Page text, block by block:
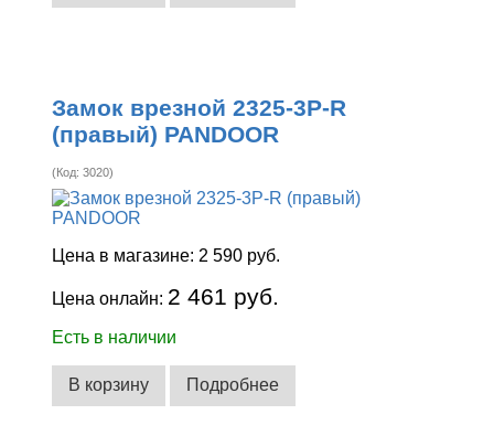
Замок врезной 2325-3Р-R
(правый) PANDOOR
(Код:3020)
Цена в магазине: 2 590 руб.
Цена онлайн: 2 461 руб.
Есть в наличии
В корзину Подробнее